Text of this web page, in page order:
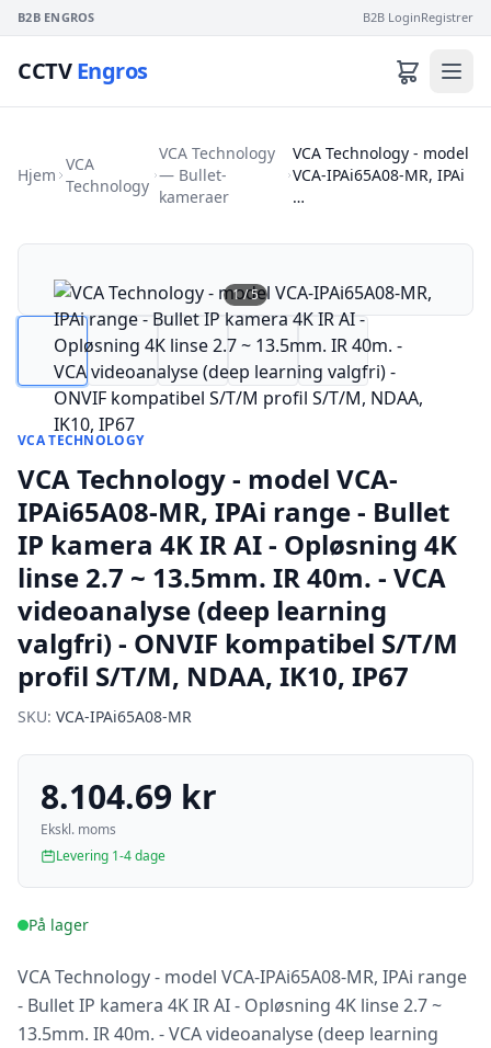
B2B ENGROS B2B LoginRegistrer
CCTVEngros
Hjem
VCA
Technology
VCA Technology
— Bullet-
kameraer
VCA Technology - model
VCA-IPAi65A08-MR, IPAi
…
1/5
VCA TECHNOLOGY
VCA Technology - model VCA-
IPAi65A08-MR, IPAi range - Bullet
IP kamera 4K IR AI - Opløsning 4K
linse 2.7 ~ 13.5mm. IR 40m. - VCA
videoanalyse (deep learning
valgfri) - ONVIF kompatibel S/T/M
profil S/T/M, NDAA, IK10, IP67
SKU: VCA-IPAi65A08-MR
8.104.69 kr
Ekskl. moms
Levering 1-4 dage
På lager
VCA Technology - model VCA-IPAi65A08-MR, IPAi range
- Bullet IP kamera 4K IR AI - Opløsning 4K linse 2.7 ~
13.5mm. IR 40m. - VCA videoanalyse (deep learning